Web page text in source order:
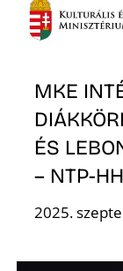
MKE
ÉS
– NTP-
2025.